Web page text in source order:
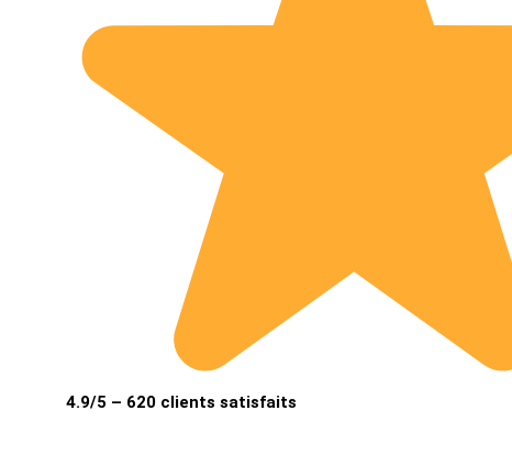
4.9/5 – 620 clients satisfaits